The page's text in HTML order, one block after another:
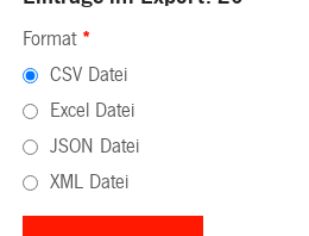
Format *
CSV Datei
Excel Datei
JSON Datei
XML Datei